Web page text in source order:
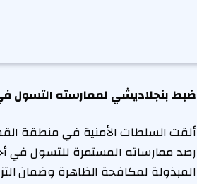
ضبط بنجلاديشي لممارسته التسول
ألقت السلطات الأمنية في منطقة
رصد ممارساته المستمرة للتسول في
المبذولة لمكافحة الظاهرة وضمان